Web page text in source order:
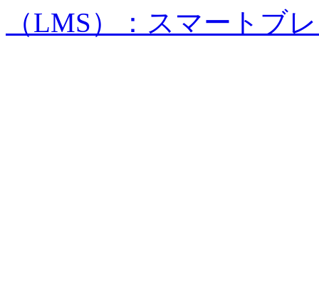
（LMS）：スマートブ